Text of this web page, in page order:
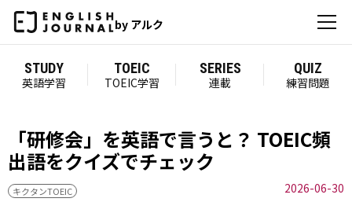
by アルク
STUDY
英語学習
TOEIC
TOEIC学習
SERIES
連載
QUIZ
練習問題
「研修会」を英語で言うと？ TOEIC頻
出語をクイズでチェック
キクタンTOEIC 2026-06-30